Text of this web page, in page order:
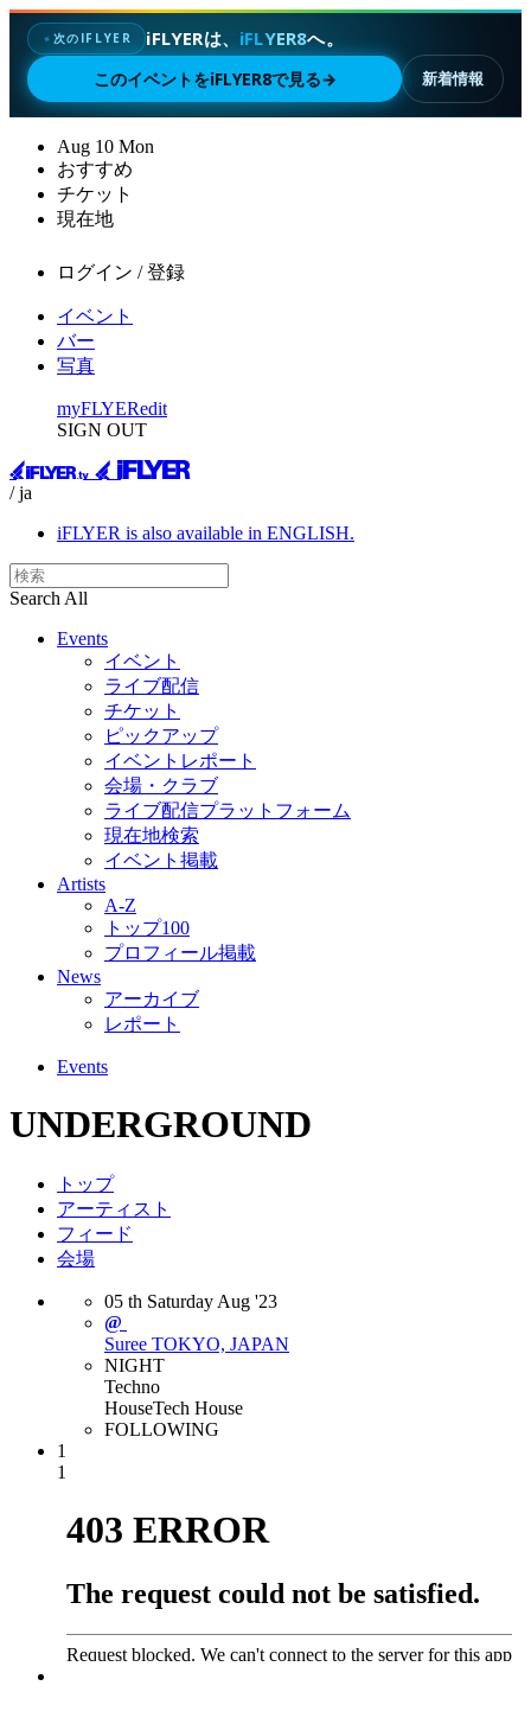
✦ 次のIFLYER iFLYERは、 iFLYER8へ。
このイベントをiFLYER8で見る→ 新着情報
Aug 10 Mon
おすすめ
チケット
現在地
ログイン / 登録
イベント
バー
写真
myFLYERedit
SIGN OUT
/ ja
iFLYER is also available in ENGLISH.
Search All
Events
イベント
ライブ配信
チケット
ピックアップ
イベントレポート
会場・クラブ
ライブ配信プラットフォーム
現在地検索
イベント掲載
Artists
A-Z
トップ100
プロフィール掲載
News
アーカイブ
レポート
Events
UNDERGROUND
トップ
アーティスト
フィード
会場
05 th Saturday Aug '23
@
Suree TOKYO, JAPAN
NIGHT
Techno
HouseTech House
FOLLOWING
1
1